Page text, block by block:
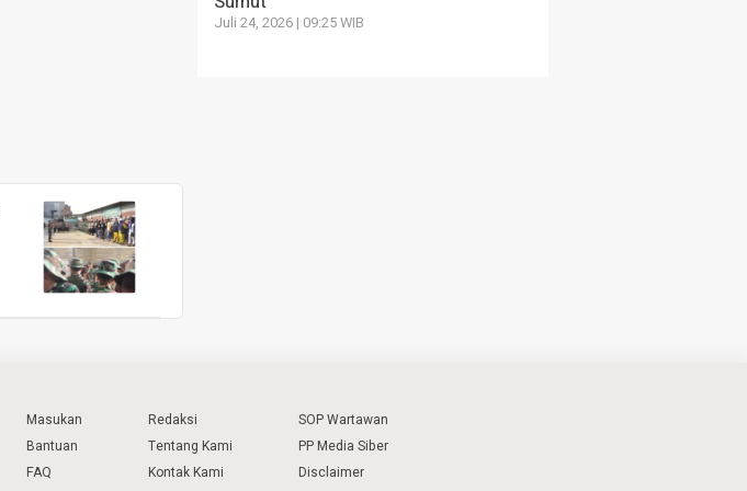
Juli 24, 2026 | 09:25 WIB
Masukan
Bantuan
FAQ
Redaksi
Tentang Kami
Kontak Kami
SOP Wartawan
PP Media Siber
Disclaimer